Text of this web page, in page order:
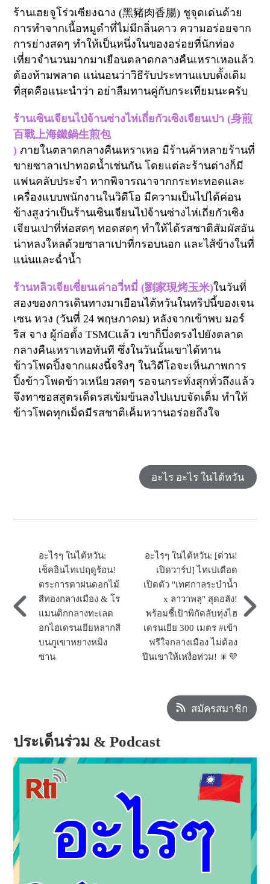
ร้านเฮยจูโร่วเซียงฉาง (黑豬肉香腸) ชูจุดเด่นด้วย
การทำจากเนื้อหมูดำที่ไม่มีกลิ่นคาว ความอร่อยจาก
การย่างสดๆ ทำให้เป็นหนึ่งในของอร่อยที่นักท่อง
เที่ยวจำนวนมากมาเยือนตลาดกลางคืนเหราเหอแล้ว
ต้องห้ามพลาด แน่นอนว่าวิธีรับประทานแบบดั้งเดิม
ที่สุดคือแนะนำว่า อย่าลืมทานคู่กับกระเทียมนะครับ
ร้านเซินเจียนไป่จ้านซ่างไห่เถี่ยกัวเซิงเจียนเปา (身煎
百戰上海鐵鍋生煎包
) ภายในตลาดกลางคืนเหราเหอ มีร้านค้าหลายร้านที่
ขายซาลาเปาทอดน้ำเช่นกัน โดยแต่ละร้านต่างก็มี
แฟนคลับประจำ หากพิจารณาจากกระทะทอดและ
เครื่องแบบพนักงานในวิดีโอ มีความเป็นไปได้ค่อน
ข้างสูงว่าเป็นร้านเซินเจียนไป่จ้านซ่างไห่เถี่ยกัวเซิง
เจียนเปาที่ห่อสดๆ ทอดสดๆ ทำให้ได้รสชาติสัมผัสอัน
น่าหลงใหลด้วยซาลาเปาที่กรอบนอก และไส้ข้างในที่
แน่นและฉ่ำน้ำ
ร้านหลิวเจียเซี่ยนเค่าอวี่หมี่ (劉家現烤玉米)ในวันที่
สองของการเดินทางมาเยือนไต้หวันในทริปนี้ของเจน
เซน หวง (วันที่24พฤษภาคม) หลังจากเข้าพบ มอร์
ริส จาง ผู้ก่อตั้งTSMCแล้ว เขาก็บึ่งตรงไปยังตลาด
กลางคืนเหราเหอทันที ซึ่งในวันนั้นเขาได้ทาน
ข้าวโพดปิ้งจากแผงนี้จริงๆ ในวิดีโอจะเห็นภาพการ
ปิ้งข้าวโพดข้าวเหนียวสดๆ รอจนกระทั่งสุกทั่วถึงแล้ว
จึงทาซอสสูตรเด็ดรสเข้มข้นลงไปแบบจัดเต็ม ทำให้
ข้าวโพดทุกเม็ดมีรสชาติเค็มหวานอร่อยถึงใจ
อะไร อะไร ในไต้หวัน
อะไรๆ ในไต้หวัน:
เช็คอินไทเปฤดูร้อน!
ตระการตาฝนดอกไม้
สีทองกลางเมือง & โร
แมนติกกลางทะเลด
อกไฮเดรนเยียหลากสี
บนภูเขาหยางหมิง
ซาน
อะไรๆ ในไต้หวัน: [ด่วน!
เปิดวาร์ป] ไทเปเดือด
เปิดตัว "เทศกาลระบำน้ำ
x ลาวาพลุ" สุดอลัง!
พร้อมชี้เป้าพิกัดลับทุ่งไฮ
เดรนเยีย 300 เมตร #เข้า
ฟรีใจกลางเมือง ไม่ต้อง
ปีนเขาให้เหงื่อท่วม! 🎇💜
สมัครสมาชิก
ประเด็นร่วม & Podcast